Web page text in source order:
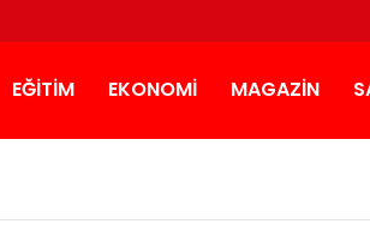
EĞITIM EKONOMI MAGAZIN